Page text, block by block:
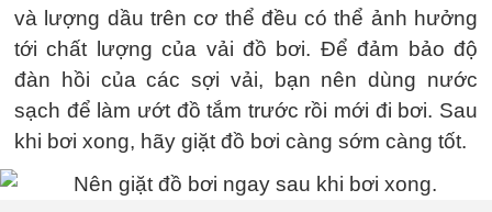
và lượng dầu trên cơ thể đều có thể ảnh hưởng
tới chất lượng của vải đồ bơi. Để đảm bảo độ
đàn hồi của các sợi vải, bạn nên dùng nước
sạch để làm ướt đồ tắm trước rồi mới đi bơi. Sau
khi bơi xong, hãy giặt đồ bơi càng sớm càng tốt.